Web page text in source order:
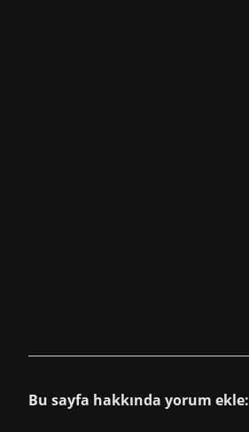
Bu sayfa hakkında yorum ekle: